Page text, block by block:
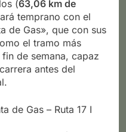
(63,06 km de
temprano con el
de Gas», que con sus
el tramo más
de semana, capaz
antes del
de Gas – Ruta 17 I